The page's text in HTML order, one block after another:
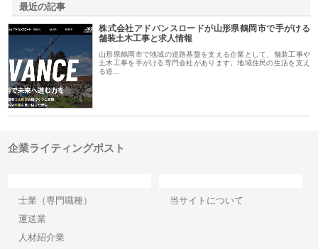
最近の記事
株式会社アドバンスロードが山形県鶴岡市で手がける
舗装土木工事と求人情報
山形県鶴岡市で地域の道路基盤を支える企業として、舗装工事や
土木工事を手がける専門会社があります。地域住民の生活を支え
る道…
企業ライティングポスト
士業（専門職種）
運送業
人材紹介業
当サイトについて